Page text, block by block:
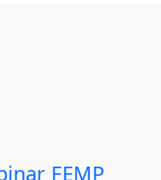
FEMP